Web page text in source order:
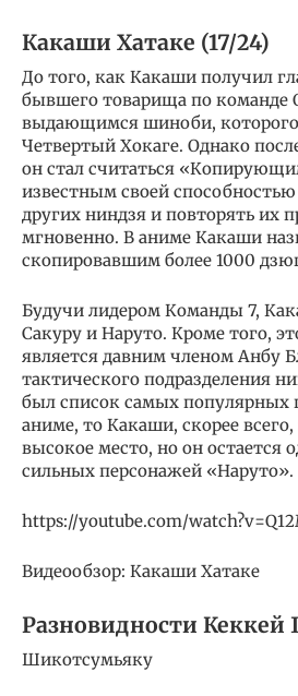
Какаши Хатаке (17/24)
До того, как Какаши получил
бывшего товарища по команде
выдающимся шиноби, которого
Четвертый Хокаге. Однако
он стал считаться
известным своей
других ниндзя и повторять их
мгновенно. В аниме Какаши
скопировавшим более 1000
Будучи лидером Команды 7,
Сакуру и Наруто. Кроме того,
является давним членом Анбу
тактического подразделения
был список самых популярных
аниме, то Какаши, скорее
высокое место, но он остается
сильных персонажей «Наруто».
https://youtube.com/
Видеообзор: Какаши Хатаке
Разновидности Кеккей
Шикотсумьяку